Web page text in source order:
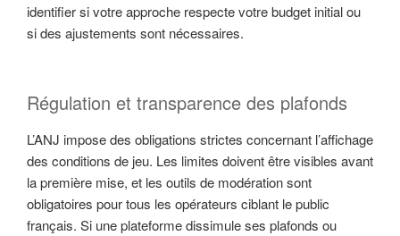
identifier si votre approche respecte votre budget initial ou
si des ajustements sont nécessaires.
Régulation et transparence des plafonds
L’ANJ impose des obligations strictes concernant l’affichage
des conditions de jeu. Les limites doivent être visibles avant
la première mise, et les outils de modération sont
obligatoires pour tous les opérateurs ciblant le public
français. Si une plateforme dissimule ses plafonds ou